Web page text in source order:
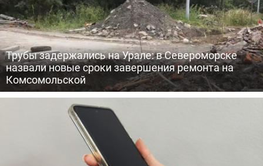
Трубы задержались на Урале: в Североморске
назвали новые сроки завершения ремонта на
Комсомольской